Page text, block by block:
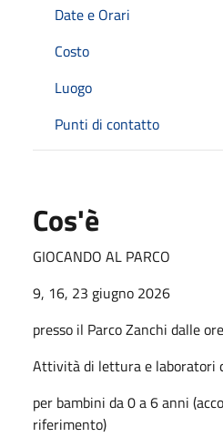
Date e Orari
Costo
Luogo
Punti di contatto
Cos'è
GIOCANDO AL PARCO
9, 16, 23 giugno 2026
presso il Parco Zanchi dalle
Attività di lettura e laboratori
per bambini da 0 a 6 anni
riferimento)